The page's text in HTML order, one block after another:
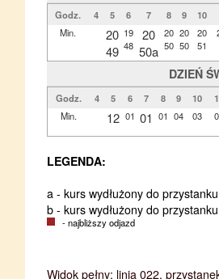
Godz. 4 5 6 7 8 9 10
Min.
20
49
19
48
20
50a
20
50
20
50
20
51
DZIEŃ
Godz. 4 5 6 7 8 9 10
Min.
12 01 01 01 04 03
LEGENDA:
a - kurs wydłużony do
b - kurs wydłużony do
- najbliższy odjazd
Widok pełny: linia 022,